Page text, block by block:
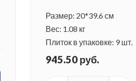
Размер: 20*39.6 см
Вес: 1.08 кг
Плиток в упаковке: 9 шт.
945.50 руб.